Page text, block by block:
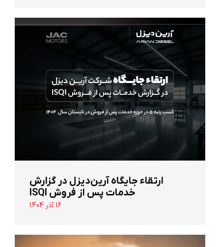
ارتقاء جایگاه آرین‌دیزل در گزارش
خدمات پس از فروش ISQI
16 آذر 1404